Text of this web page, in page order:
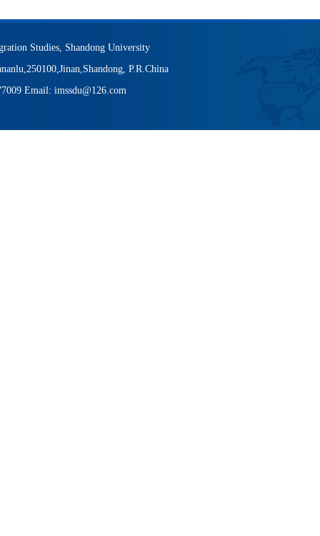
Studies, Shandong University
P.R.China
Email: imssdu@126.com